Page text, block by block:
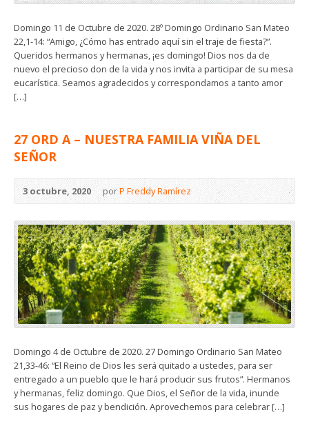
Domingo 11 de Octubre de 2020. 28º Domingo Ordinario San Mateo
22,1-14: “Amigo, ¿Cómo has entrado aquí sin el traje de fiesta?”.
Queridos hermanos y hermanas, ¡es domingo! Dios nos da de
nuevo el precioso don de la vida y nos invita a participar de su mesa
eucarística. Seamos agradecidos y correspondamos a tanto amor
[…]
27 ORD A – NUESTRA FAMILIA VIÑA DEL
SEÑOR
3 octubre, 2020 porP Freddy Ramírez
Domingo 4 de Octubre de 2020. 27 Domingo Ordinario San Mateo
21,33-46: “El Reino de Dios les será quitado a ustedes, para ser
entregado a un pueblo que le hará producir sus frutos”. Hermanos
y hermanas, feliz domingo. Que Dios, el Señor de la vida, inunde
sus hogares de paz y bendición. Aprovechemos para celebrar […]